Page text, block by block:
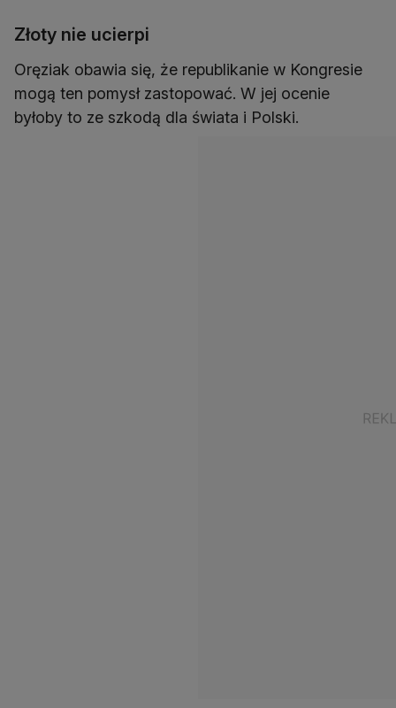
Złoty nie ucierpi
Oręziak obawia się, że republikanie w Kongresie
mogą ten pomysł zastopować. W jej ocenie
byłoby to ze szkodą dla świata i Polski.